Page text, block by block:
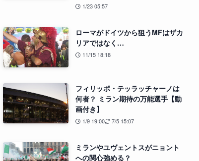
1/23 05:57
ローマがドイツから狙うMFはザカ
リアではなく…
11/15 18:18
フィリッポ・テッラッチャーノは
何者？ ミラン期待の万能選手【動
画付き】
1/9 19:00 7/5 15:07
ミランやユヴェントスがニョント
への関心強める？